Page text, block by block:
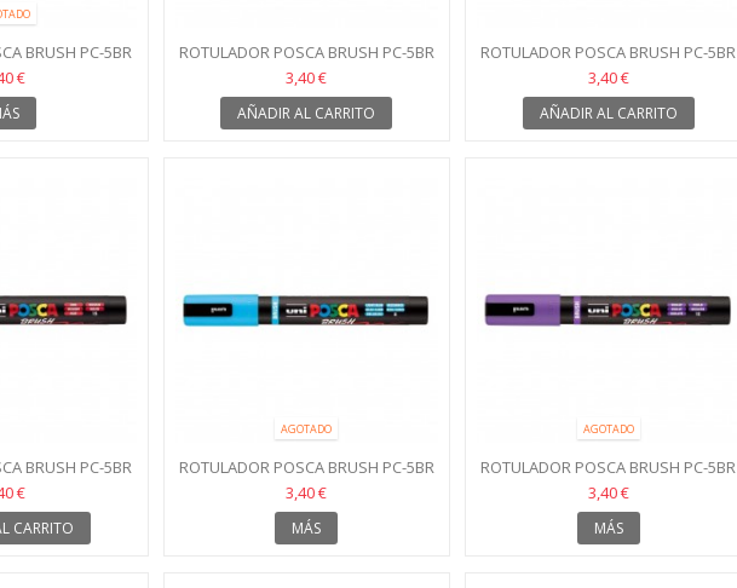
BRUSH PC-5BR
€
ROTULADOR POSCA BRUSH PC-5BR
VERDE CLARO
3,40 €
AÑADIR AL CARRITO
ROTULADOR POSCA BRUSH PC-5BR
ROSA CORAL
3,40 €
AÑADIR AL CARRITO
BRUSH PC-5BR
€
CARRITO
AGOTADO
ROTULADOR POSCA BRUSH PC-5BR
AZUL CLARO
3,40 €
MÁS
AGOTADO
ROTULADOR POSCA BRUSH PC-5BR
VIOLETA
3,40 €
MÁS